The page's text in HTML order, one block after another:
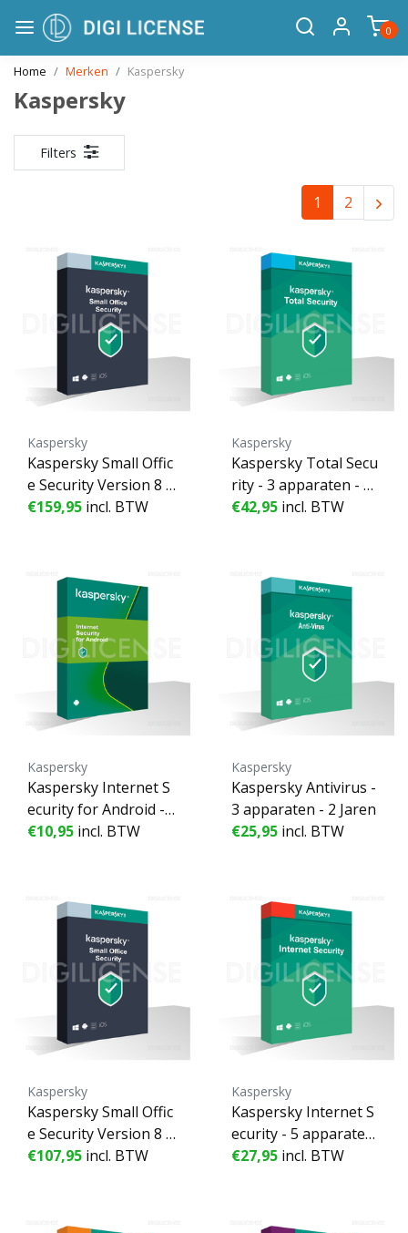
0
Home Merken Kaspersky
Kaspersky
Filters
1 2
Kaspersky
Kaspersky Small Offic
e Security Version 8 2
021 - 1 Server + 10 De
€159,95 incl. BTW
Kaspersky
Kaspersky Total Secu
rity - 3 apparaten - 2 J
aren
€42,95 incl. BTW
Kaspersky
Kaspersky Internet S
ecurity for Android - 1
apparaat - 1 Jaar
€10,95 incl. BTW
Kaspersky
Kaspersky Antivirus -
3 apparaten - 2 Jaren
€25,95 incl. BTW
Kaspersky
Kaspersky Small Offic
e Security Version 8 2
021 - 2 Server + 15 De
€107,95 incl. BTW
Kaspersky
Kaspersky Internet S
ecurity - 5 apparaten
- 1 Jaar
€27,95 incl. BTW